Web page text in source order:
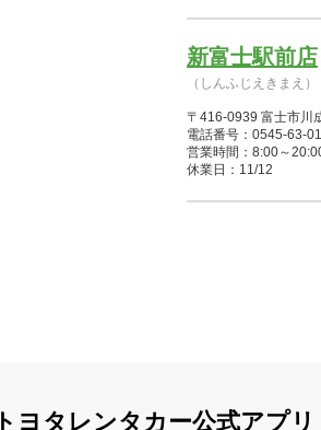
新富士駅前店
（しんふじえきまえ）
〒416-0939 富士市川
電話番号：0545-63-
営業時間：8:00～
休業日：11/12
トヨタレンタカー公式アプリ